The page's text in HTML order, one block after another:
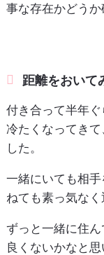
事な存在かどうか
距離をおいて
付き合って半年
冷たくなってき
した。
一緒にいても相
ねても素っ気なく
ずっと一緒に住
良くないかなと